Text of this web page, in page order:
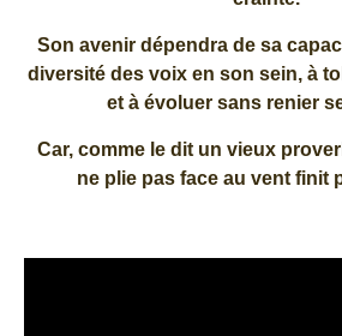
Son avenir dépendra de sa
diversité des voix en son sein, à
et à évoluer sans renier
Car, comme le dit un vieux
ne plie pas face au vent finit